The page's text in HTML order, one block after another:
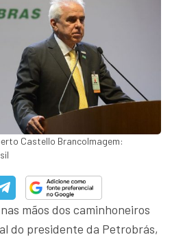
Castello BrancoImagem:
mãos dos caminhoneiros
do presidente da Petrobrás,